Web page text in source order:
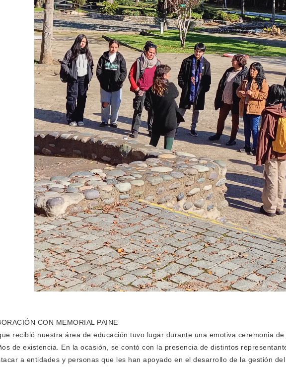
CON MEMORIAL PAINE
recibió nuestra área de educación tuvo lugar durante una emotiva ceremonia
de existencia. En la ocasión, se contó con la presencia de distintos
a entidades y personas que les han apoyado en el desarrollo de la gestión del